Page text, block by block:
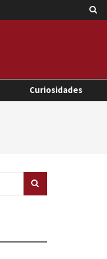
Curiosidades